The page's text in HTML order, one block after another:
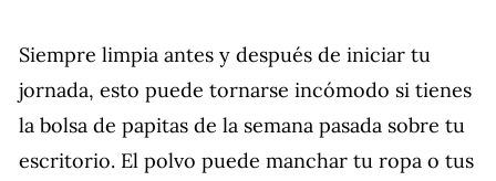
Siempre limpia antes y después de iniciar tu
jornada, esto puede tornarse incómodo si tienes
la bolsa de papitas de la semana pasada sobre tu
escritorio. El polvo puede manchar tu ropa o tus